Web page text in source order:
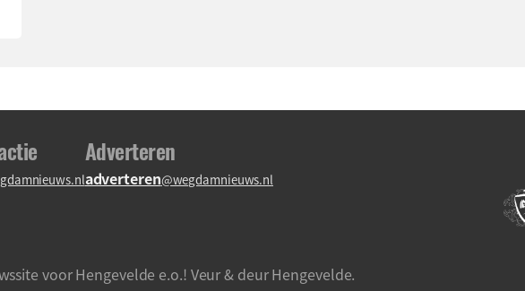
Adverteren
adverteren@wegdamnieuws.nl
voor Hengevelde e.o.! Veur & deur Hengevelde.